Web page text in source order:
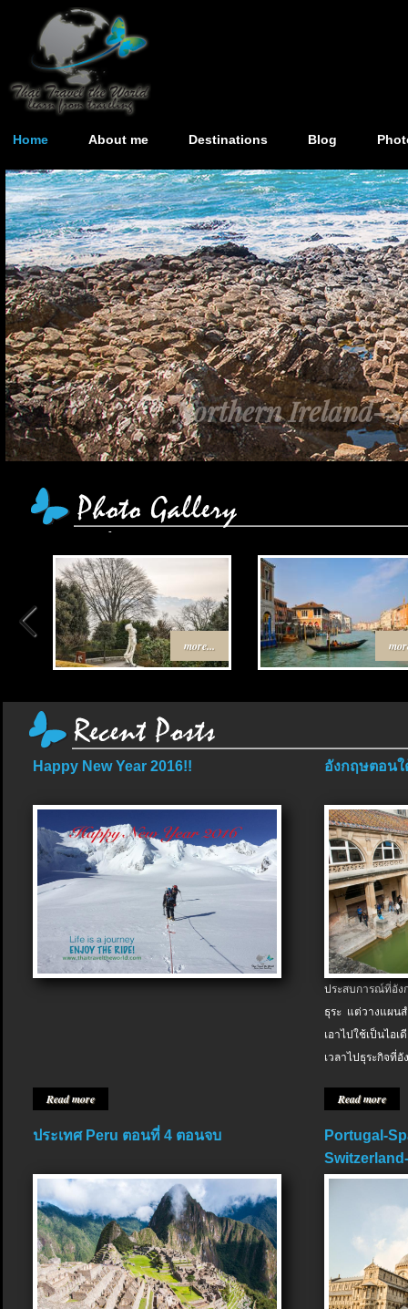
Home About me Destinations Blog
เส้นทาง
more...
Happy New Year 2016!!
Read more
อังกฤษตอนใ
ประสบการณ์ที่อัง
ธุระ แต่วางแผน
เอาไปใช้เป็นไอ
เวลาไปธุระกิจที่อั
Read more
ประเทศ Peru ตอนที่ 4 ตอนจบ
Portugal-